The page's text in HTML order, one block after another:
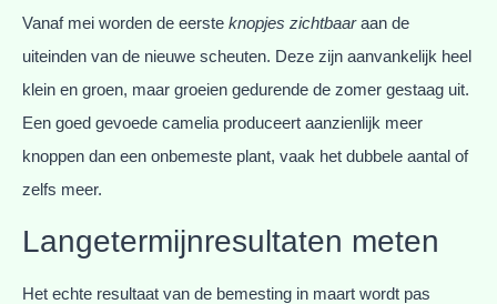
Vanaf mei worden de eerste knopjes zichtbaaraan de
uiteinden van de nieuwe scheuten. Deze zijn aanvankelijk heel
klein en groen, maar groeien gedurende de zomer gestaag uit.
Een goed gevoede camelia produceert aanzienlijk meer
knoppen dan een onbemeste plant, vaak het dubbele aantal of
zelfs meer.
Langetermijnresultaten meten
Het echte resultaat van de bemesting in maart wordt pas